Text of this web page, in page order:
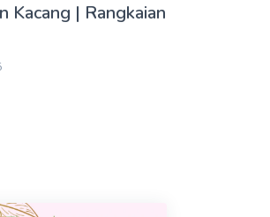
Kacang | Rangkaian